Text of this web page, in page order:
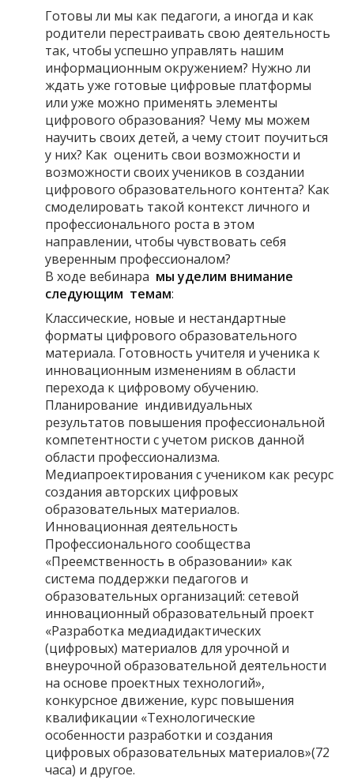
Готовы ли мы как педагоги, а иногда и как
родители перестраивать свою деятельность
так, чтобы успешно управлять нашим
информационным окружением? Нужно ли
ждать уже готовые цифровые платформы
или уже можно применять элементы
цифрового образования? Чему мы можем
научить своих детей, а чему стоит поучиться
у них? Как оценить свои возможности и
возможности своих учеников в создании
цифрового образовательного контента? Как
смоделировать такой контекст личного и
профессионального роста в этом
направлении, чтобы чувствовать себя
уверенным профессионалом?
В ходе вебинара мы уделим внимание
следующим темам:
Классические, новые и нестандартные
форматы цифрового образовательного
материала. Готовность учителя и ученика к
инновационным изменениям в области
перехода к цифровому обучению.
Планирование индивидуальных
результатов повышения профессиональной
компетентности с учетом рисков данной
области профессионализма.
Медиапроектирования с учеником как ресурс
создания авторских цифровых
образовательных материалов.
Инновационная деятельность
Профессионального сообщества
«Преемственность в образовании» как
система поддержки педагогов и
образовательных организаций: сетевой
инновационный образовательный проект
«Разработка медиадидактических
(цифровых) материалов для урочной и
внеурочной образовательной деятельности
на основе проектных технологий»,
конкурсное движение, курс повышения
квалификации «Технологические
особенности разработки и создания
цифровых образовательных материалов»(72
часа) и другое.